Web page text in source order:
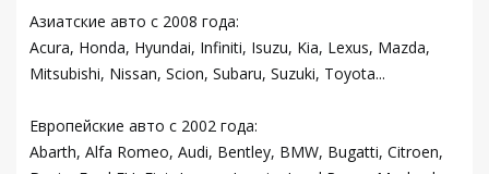
Азиатские авто с 2008 года:
Acura, Honda, Hyundai, Infiniti, Isuzu, Kia, Lexus, Mazda,
Mitsubishi, Nissan, Scion, Subaru, Suzuki, Toyota...
Европейские авто с 2002 года:
Abarth, Alfa Romeo, Audi, Bentley, BMW, Bugatti, Citroen,